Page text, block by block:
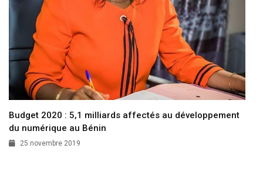
Budget 2020 : 5,1 milliards affectés au développement
du numérique au Bénin
25 novembre 2019